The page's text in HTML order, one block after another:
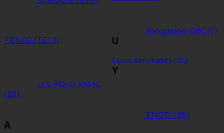
Tornabuoni-GFC (1)
TRAVELITE (3) U
U.S. POLO ASSN.
(24)
Ucon Acrobatics (15)
Y
YNOT? (38)
Α